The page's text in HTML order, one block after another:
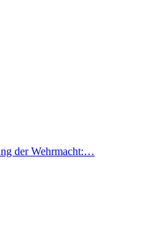
der Wehrmacht:…